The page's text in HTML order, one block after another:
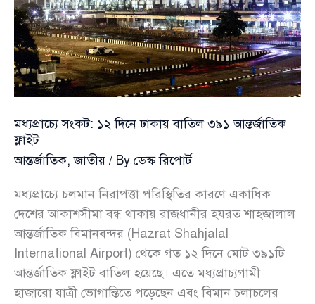
নিরাপদ
স্থানে
থাকার
নির্দেশ
মধ্যপ্রাচ্যে সংকট: ১২ দিনে ঢাকায় বাতিল ৩৯১ আন্তর্জাতিক
ফ্লাইট
আন্তর্জাতিক,জাতীয় / By ডেস্ক রিপোর্ট
মধ্যপ্রাচ্যে চলমান নিরাপত্তা পরিস্থিতির কারণে একাধিক
দেশের আকাশসীমা বন্ধ থাকায় রাজধানীর হযরত শাহজালাল
আন্তর্জাতিক বিমানবন্দর (Hazrat Shahjalal
International Airport) থেকে গত ১২ দিনে মোট ৩৯১টি
আন্তর্জাতিক ফ্লাইট বাতিল হয়েছে। এতে মধ্যপ্রাচ্যগামী
হাজারো যাত্রী ভোগান্তিতে পড়েছেন এবং বিমান চলাচলের